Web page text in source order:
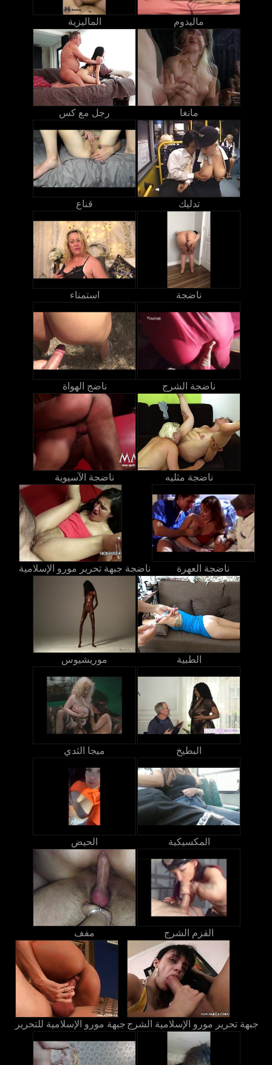
الماليزية ماليدوم
رجل مع كس مانغا
قناع تدليك
استمناء ناضجة
ناضج الهواة ناضجة الشرج
ناضجة الآسيوية ناضجة مثليه
ناضجة جبهة تحرير مورو الإسلامية ناضجة العهرة
موريشيوس الطبية
ميجا الثدي البطيخ
الحيض المكسيكية
مفف القزم الشرج
جبهة مورو الإسلامية للتحرير جبهة تحرير مورو الإسلامية الشرج